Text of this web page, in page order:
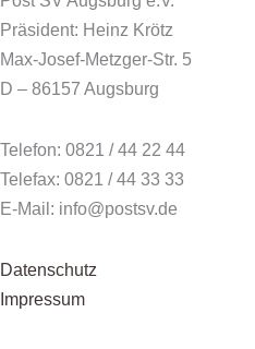
Präsident: Heinz Krötz
Max-Josef-Metzger-Str. 5
D – 86157 Augsburg
Telefon: 0821 / 44 22 44
Telefax: 0821 / 44 33 33
E-Mail: info@postsv.de
Datenschutz
Impressum